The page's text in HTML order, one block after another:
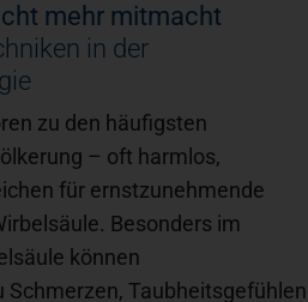
mehr mitmacht
in der
zu den häufigsten
– oft harmlos,
für ernstzunehmende
Besonders im
können
Schmerzen, Taubheitsgefühlen